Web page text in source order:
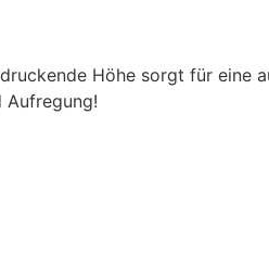
Höhe sorgt für
Aufregung!